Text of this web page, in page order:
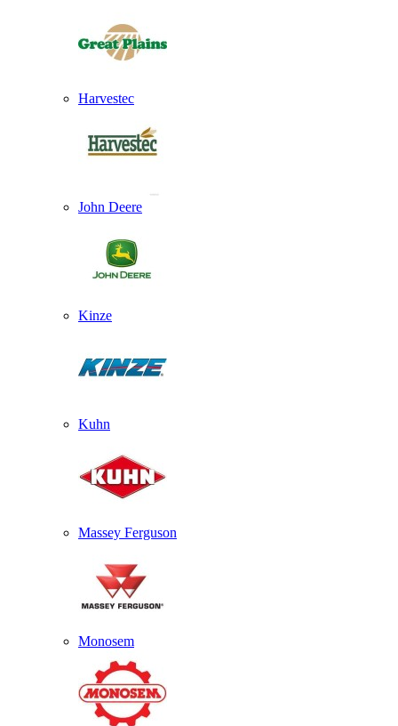
Harvestec
John Deere
Kinze
Kuhn
Massey Ferguson
Monosem